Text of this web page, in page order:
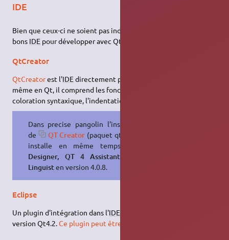
IDE
Bien que ceux-ci ne soient pas indispensables il existe de très
bons IDE pour développer avec Qt.
QtCreator
QtCreatorest l'IDEdirectement proposé par Nokia réalisé lui
même en Qt, il comprend les fonctionnalités classiques : la
coloration syntaxique, l'indentation, la complétion…
Dans precise pangolin l'installation
de
QT Creator (paquet qtcreator)
installe en même temps
Designer, QT 4 Assistant, QT 4
Linguisten version 4.0.8.
Eclipse
Un plugin d'intégration dans l'IDE
version Qt4.2.Ce plugin peut être trouvé ici